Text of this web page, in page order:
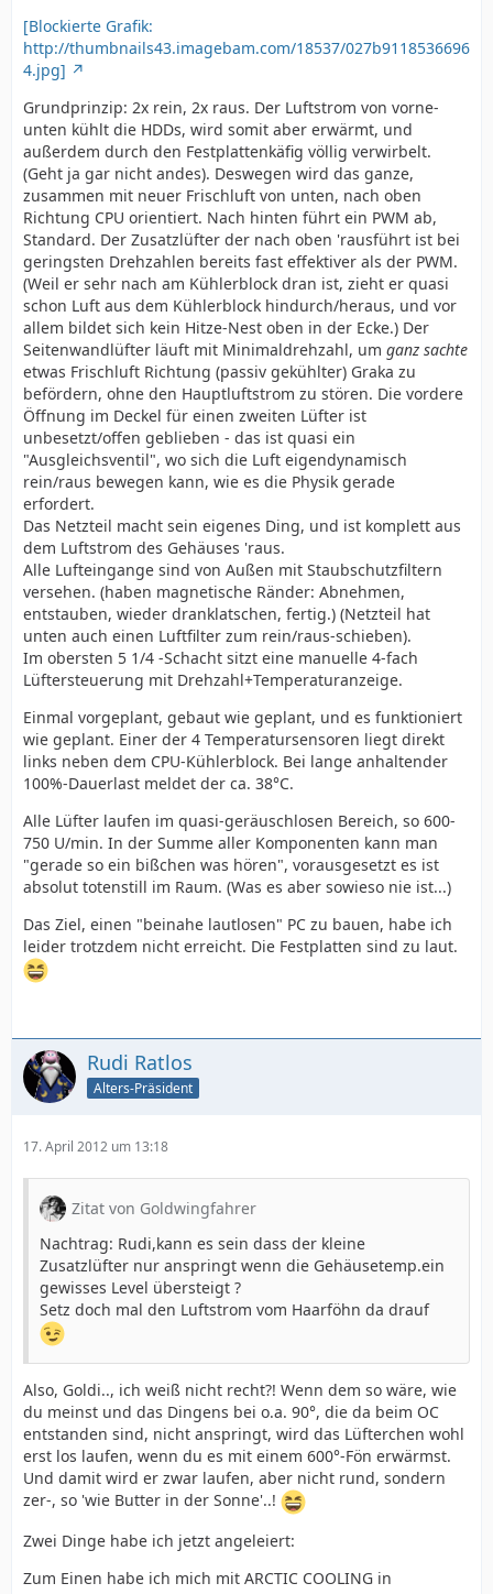
[Blockierte Grafik:
http://thumbnails43.imagebam.com/18537/027b9118536696
4.jpg]
Grundprinzip: 2x rein, 2x raus. Der Luftstrom von vorne-
unten kühlt die HDDs, wird somit aber erwärmt, und
außerdem durch den Festplattenkäfig völlig verwirbelt.
(Geht ja gar nicht andes). Deswegen wird das ganze,
zusammen mit neuer Frischluft von unten, nach oben
Richtung CPU orientiert. Nach hinten führt ein PWM ab,
Standard. Der Zusatzlüfter der nach oben 'rausführt ist bei
geringsten Drehzahlen bereits fast effektiver als der PWM.
(Weil er sehr nach am Kühlerblock dran ist, zieht er quasi
schon Luft aus dem Kühlerblock hindurch/heraus, und vor
allem bildet sich kein Hitze-Nest oben in der Ecke.) Der
Seitenwandlüfter läuft mit Minimaldrehzahl, um ganz sachte
etwas Frischluft Richtung (passiv gekühlter) Graka zu
befördern, ohne den Hauptluftstrom zu stören. Die vordere
Öffnung im Deckel für einen zweiten Lüfter ist
unbesetzt/offen geblieben - das ist quasi ein
"Ausgleichsventil", wo sich die Luft eigendynamisch
rein/raus bewegen kann, wie es die Physik gerade
erfordert.
Das Netzteil macht sein eigenes Ding, und ist komplett aus
dem Luftstrom des Gehäuses 'raus.
Alle Lufteingange sind von Außen mit Staubschutzfiltern
versehen. (haben magnetische Ränder: Abnehmen,
entstauben, wieder dranklatschen, fertig.) (Netzteil hat
unten auch einen Luftfilter zum rein/raus-schieben).
Im obersten 5 1/4 -Schacht sitzt eine manuelle 4-fach
Lüftersteuerung mit Drehzahl+Temperaturanzeige.
Einmal vorgeplant, gebaut wie geplant, und es funktioniert
wie geplant. Einer der 4 Temperatursensoren liegt direkt
links neben dem CPU-Kühlerblock. Bei lange anhaltender
100%-Dauerlast meldet der ca. 38°C.
Alle Lüfter laufen im quasi-geräuschlosen Bereich, so 600-
750 U/min. In der Summe aller Komponenten kann man
"gerade so ein bißchen was hören", vorausgesetzt es ist
absolut totenstill im Raum. (Was es aber sowieso nie ist...)
Das Ziel, einen "beinahe lautlosen" PC zu bauen, habe ich
leider trotzdem nicht erreicht. Die Festplatten sind zu laut.
Rudi Ratlos
Alters-Präsident
17. April 2012 um 13:18
Zitat von Goldwingfahrer
Nachtrag: Rudi,kann es sein dass der kleine
Zusatzlüfter nur anspringt wenn die Gehäusetemp.ein
gewisses Level übersteigt ?
Setz doch mal den Luftstrom vom Haarföhn da drauf
Also, Goldi.., ich weiß nicht recht?! Wenn dem so wäre, wie
du meinst und das Dingens bei o.a. 90°, die da beim OC
entstanden sind, nicht anspringt, wird das Lüfterchen wohl
erst los laufen, wenn du es mit einem 600°-Fön erwärmst.
Und damit wird er zwar laufen, aber nicht rund, sondern
zer-, so 'wie Butter in der Sonne'..!
Zwei Dinge habe ich jetzt angeleiert:
Zum Einen habe ich mich mit ARCTIC COOLING in